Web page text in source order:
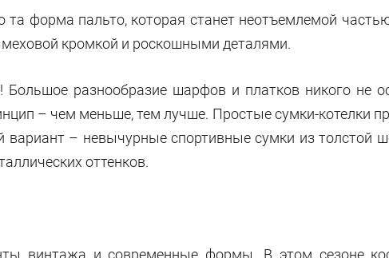
форма пальто, которая станет неотъемлемой
меховой кромкой и роскошными деталями.
Большое разнообразие шарфов и платков никого не
– чем меньше, тем лучше. Простые сумки-котелки
вариант – невычурные спортивные сумки из толстой
оттенков.
винтажа и современные формы. В этом сезоне